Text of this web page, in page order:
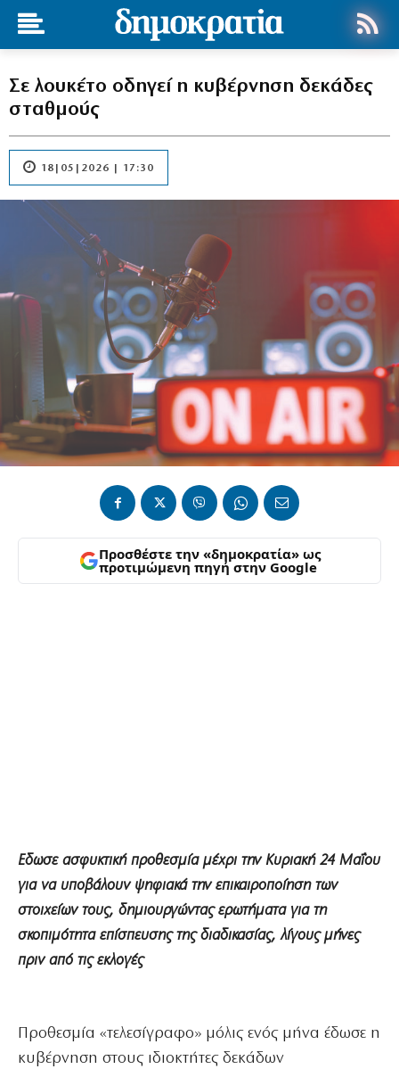
Σε λουκέτο οδηγεί η κυβέρνηση δεκάδες
σταθμούς
18|05|2026 | 17:30
Προσθέστε την «δημοκρατία» ως
προτιμώμενη πηγή στην Google
Εδωσε ασφυκτική προθεσμία μέχρι την Κυριακή 24 Μαΐου
για να υποβάλουν ψηφιακά την επικαιροποίηση των
στοιχείων τους, δημιουργώντας ερωτήματα για τη
σκοπιμότητα επίσπευσης της διαδικασίας, λίγους μήνες
πριν από τις εκλογές
Προθεσμία «τελεσίγραφο» μόλις ενός μήνα έδωσε η
κυβέρνηση στους ιδιοκτήτες δεκάδων